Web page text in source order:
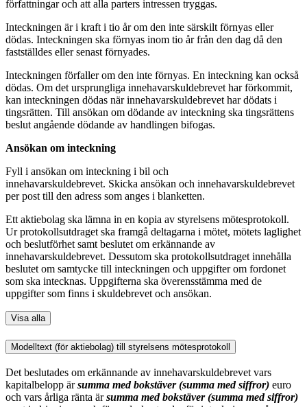
författningar och att alla parters intressen tryggas.
Inteckningen är i kraft i tio år om den inte särskilt förnyas eller
dödas. Inteckningen ska förnyas inom tio år från den dag då den
fastställdes eller senast förnyades.
Inteckningen förfaller om den inte förnyas. En inteckning kan också
dödas. Om det ursprungliga innehavarskuldebrevet har förkommit,
kan inteckningen dödas när innehavarskuldebrevet har dödats i
tingsrätten. Till ansökan om dödande av inteckning ska tingsrättens
beslut angående dödande av handlingen bifogas.
Ansökan om inteckning
Fyll i ansökan om inteckning i bil och
innehavarskuldebrevet. Skicka ansökan och innehavarskuldebrevet
per post till den adress som anges i blanketten.
Ett aktiebolag ska lämna in en kopia av styrelsens mötesprotokoll.
Ur protokollsutdraget ska framgå deltagarna i mötet, mötets laglighet
och beslutförhet samt beslutet om erkännande av
innehavarskuldebrevet. Dessutom ska protokollsutdraget innehålla
beslutet om samtycke till inteckningen och uppgifter om fordonet
som ska intecknas. Uppgifterna ska överensstämma med de
uppgifter som finns i skuldebrevet och ansökan.
Visa alla
Modelltext (för aktiebolag) till styrelsens mötesprotokoll
Det beslutades om erkännande av innehavarskuldebrevet vars
kapitalbelopp ärsumma med bokstäver (summa med siffror) euro
och vars årliga ränta ärsumma med bokstäver (summa med siffror)